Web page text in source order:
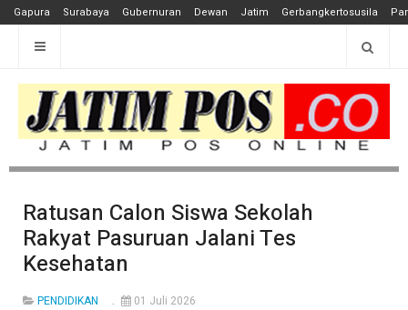
Gapura Surabaya Gubernuran Dewan Jatim Gerbangkertosusila
Ratusan Calon Siswa Sekolah
Rakyat Pasuruan Jalani Tes
Kesehatan
PENDIDIKAN 01 Juli 2026